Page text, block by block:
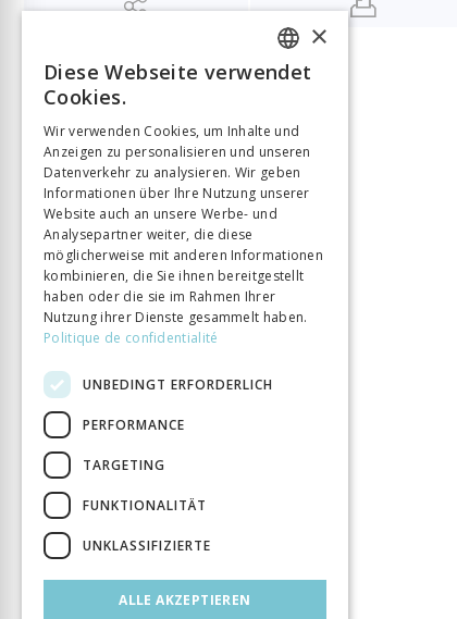
INFORMATIONEN
Autor:in
Verlag
Alphil
ISBN
9782889304066
Sprache
Français
Buchreihe
Sociétés
Seitenzahl
456
Erscheinungsjahr
1 Feb. 2022
Art des Buches
Monographie
DOI
10.33055/ALPHIL.03179
FRENCH
ITALIAN
×
Diese Webseite verwendet
Cookies.
Wir verwenden Cookies, um Inhalte und
Anzeigen zu personalisieren und unseren
Datenverkehr zu analysieren. Wir geben
Informationen über Ihre Nutzung unserer
Website auch an unsere Werbe- und
Analysepartner weiter, die diese
möglicherweise mit anderen Informationen
kombinieren, die Sie ihnen bereitgestellt
haben oder die sie im Rahmen Ihrer
Nutzung ihrer Dienste gesammelt haben.
Politique de confidentialité
UNBEDINGT ERFORDERLICH
PERFORMANCE
TARGETING
FUNKTIONALITÄT
UNKLASSIFIZIERTE
ALLE AKZEPTIEREN